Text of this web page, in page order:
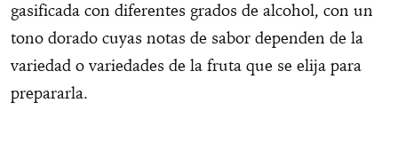
gasificada con diferentes grados de alcohol, con un
tono dorado cuyas notas de sabor dependen de la
variedad o variedades de la fruta que se elija para
prepararla.